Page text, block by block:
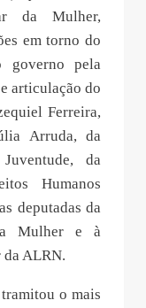
da Mulher,
em torno do
governo pela
articulação do
Ferreira,
Arruda, da
da
Humanos
deputadas da
Mulher e à
ALRN.
o mais